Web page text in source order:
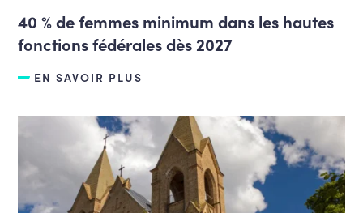
40 % de femmes minimum dans les hautes
fonctions fédérales dès 2027
EN SAVOIR PLUS